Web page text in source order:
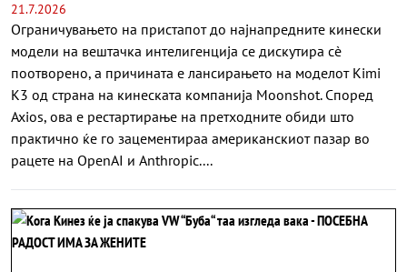
21.7.2026
Ограничувањето на пристапот до најнапредните кинески
модели на вештачка интелигенција се дискутира сè
поотворено, а причината е лансирањето на моделот Kimi
K3 од страна на кинеската компанија Moonshot. Според
Axios, ова е рестартирање на претходните обиди што
практично ќе го зацементираа американскиот пазар во
рацете на OpenAI и Anthropic....